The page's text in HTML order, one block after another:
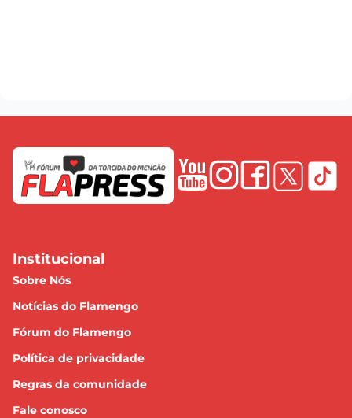
Institucional
Sobre Nós
Notícias do Flamengo
Fórum do Flamengo
Política de privacidade
Regras da comunidade
Fale conosco